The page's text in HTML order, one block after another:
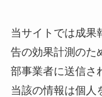
当サイトでは成果
告の効果計測のた
部事業者に送信さ
当該の情報は個人